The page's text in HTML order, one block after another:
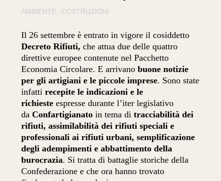
AMBIENTE COSTRUZIONI
Il 26 settembre è entrato in vigore il cosiddetto
Decreto Rifiuti,che attua due delle quattro
direttive europee contenute nel Pacchetto
Economia Circolare. E arrivanobuone notizie
per gli artigiani e le piccole imprese. Sono state
infattirecepite le indicazioni e le
richieste espresse durante l’iter legislativo
da Confartigianato in tema ditracciabilità dei
rifiuti, assimilabilità dei rifiuti speciali e
professionali ai rifiuti urbani,semplificazione
degli adempimenti e abbattimento della
burocrazia. Si tratta di battaglie storiche della
Confederazione e che ora hanno trovato